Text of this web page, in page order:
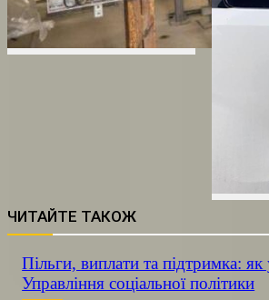
ЧИТАЙТЕ ТАКОЖ
Пільги, виплати та підтримка:
Управління соціальної політики